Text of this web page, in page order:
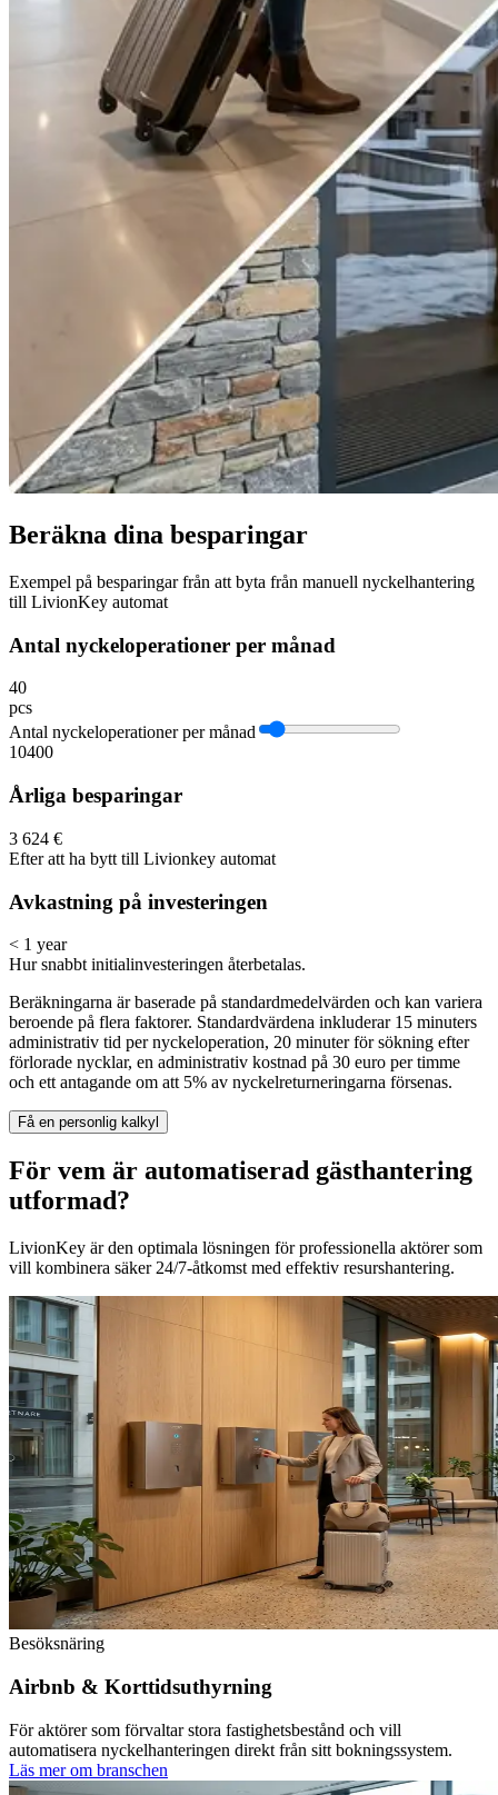
Beräkna dina besparingar
Exempel på besparingar från att byta från manuell nyckelhantering
till LivionKey automat
Antal nyckeloperationer per månad
40
pcs
Antal nyckeloperationer per månad
10400
Årliga besparingar
3 624 €
Efter att ha bytt till Livionkey automat
Avkastning på investeringen
< 1 year
Hur snabbt initialinvesteringen återbetalas.
Beräkningarna är baserade på standardmedelvärden och kan variera
beroende på flera faktorer. Standardvärdena inkluderar 15 minuters
administrativ tid per nyckeloperation, 20 minuter för sökning efter
förlorade nycklar, en administrativ kostnad på 30 euro per timme
och ett antagande om att 5% av nyckelreturneringarna försenas.
Få en personlig kalkyl
För vem är automatiserad gästhantering
utformad?
LivionKey är den optimala lösningen för professionella aktörer som
vill kombinera säker 24/7-åtkomst med effektiv resurshantering.
Besöksnäring
Airbnb & Korttidsuthyrning
För aktörer som förvaltar stora fastighetsbestånd och vill
automatisera nyckelhanteringen direkt från sitt bokningssystem.
Läs mer om branschen